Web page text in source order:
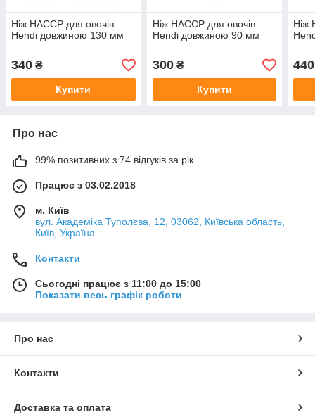
Ніж HACCP для овочів
Hendi довжиною 130 мм
340 ₴
Купити
Ніж HACCP для овочів
Hendi довжиною 90 мм
300₴
Купити
Ніж
440
Про нас
99% позитивних з 74 відгуків за рік
Працює з 03.02.2018
м. Київ
вул. Академіка Туполєва, 12, 03062, Київська область,
Київ, Україна
Контакти
Сьогодні працює з 11:00 до 15:00
Показати весь графік роботи
Про нас
Контакти
Доставка та оплата